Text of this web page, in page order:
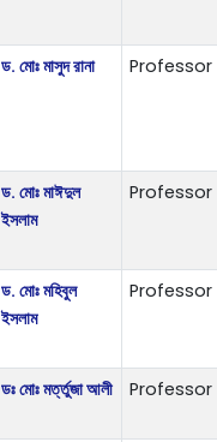
ড. মোঃ মাসুদ রানা Professor
ড. মোঃ মাঈদুল
ইসলাম
Professor
ড. মোঃ মহিবুল
ইসলাম
Professor
ডঃ মোঃ মর্ত্তুজা আলী Professor